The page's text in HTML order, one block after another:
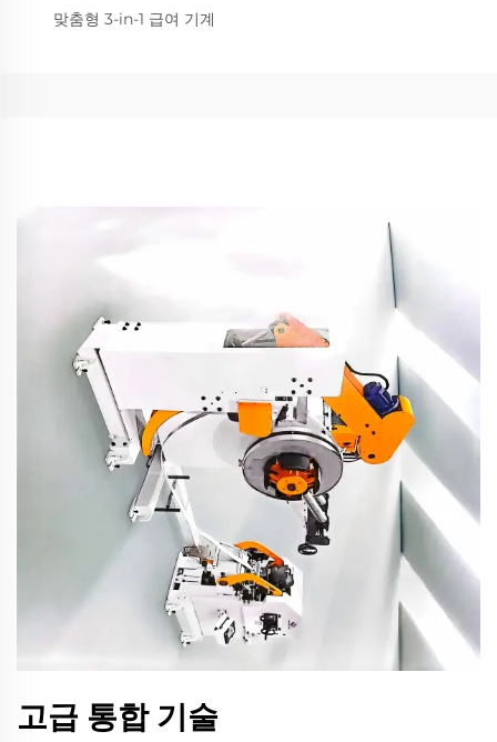
맞춤형 3-in-1 급여 기계
고급 통합 기술